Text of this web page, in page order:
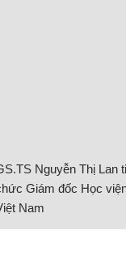
Nguyễn Thị Lan
Giám đốc Học
Nam